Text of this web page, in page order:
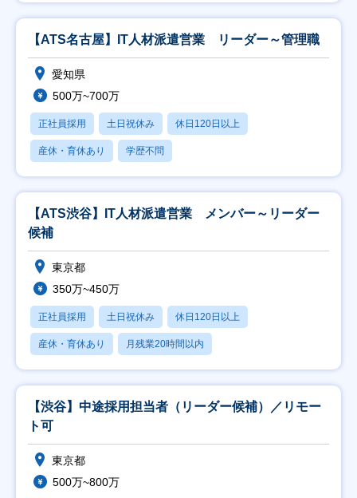
【ATS名古屋】IT人材派遣営業 リーダー～管理職
愛知県
500万~700万
正社員採用 土日祝休み 休日120日以上
産休・育休あり 学歴不問
【ATS渋谷】IT人材派遣営業 メンバー～リーダー
候補
東京都
350万~450万
正社員採用 土日祝休み 休日120日以上
産休・育休あり 月残業20時間以内
【渋谷】中途採用担当者（リーダー候補）／リモー
ト可
東京都
500万~800万